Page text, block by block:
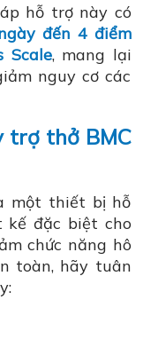
hỗ trợ này có
đến 4 điểm
Scale, mang lại
nguy cơ các
trợ thở BMC
một thiết bị hỗ
đặc biệt cho
chức năng hô
toàn, hãy tuân